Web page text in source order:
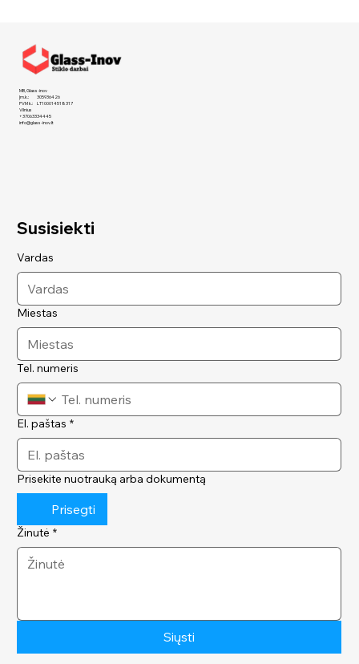
MB, Glass-inov
Įm.k.: 305936426
PVM k.: LT100014518317
Vilnius
+37063334445
info@glass-inov.lt
Susisiekti
Vardas
Miestas
Tel. numeris
El. paštas *
Prisekite nuotrauką arba dokumentą
Prisegti
Žinutė *
Siųsti